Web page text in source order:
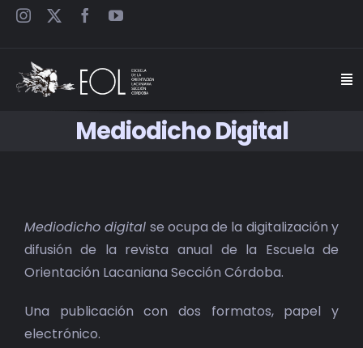
Saltar
SEMINARIOS
CARTELES
Mediodicho Digital
Mediodicho digital se ocupa de la digitalización y
difusión de la revista anual de la Escuela de
Orientación Lacaniana Sección Córdoba.
Una publicación con dos formatos, papel y
electrónico.